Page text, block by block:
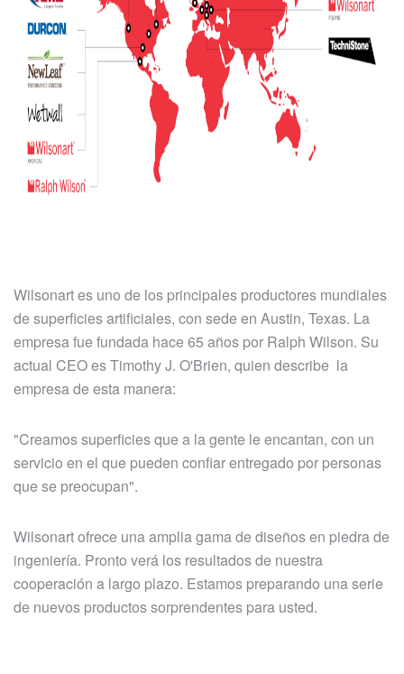
Wilsonart es uno de los principales productores mundiales
de superficies artificiales, con sede en Austin, Texas. La
empresa fue fundada hace 65 años por Ralph Wilson. Su
actual CEO es Timothy J. O'Brien, quien describe la
empresa de esta manera:
"Creamos superficies que a la gente le encantan, con un
servicio en el que pueden confiar entregado por personas
que se preocupan".
Wilsonart ofrece una amplia gama de diseños en piedra de
ingeniería. Pronto verá los resultados de nuestra
cooperación a largo plazo. Estamos preparando una serie
de nuevos productos sorprendentes para usted.